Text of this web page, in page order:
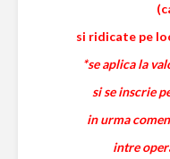
si ridicate pe
*se aplica la
si se inscrie
in urma
intre